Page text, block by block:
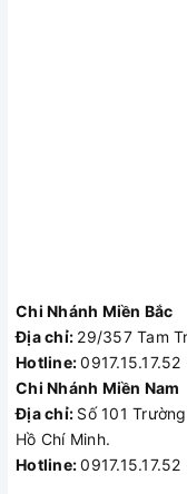
Chi Nhánh Miền Bắc
Địa chỉ: 29/357 Tam
Hotline:
Chi Nhánh Miền Nam
Địa chỉ: Số 101
Hồ Chí Minh.
Hotline: